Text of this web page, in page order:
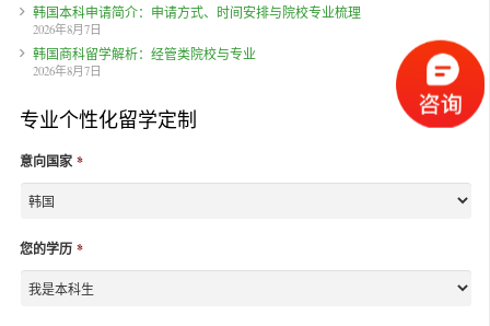
韩国本科申请简介：申请方式、时间安排与院校专业梳理
2026年8月7日
韩国商科留学解析：经管类院校与专业
2026年8月7日
专业个性化留学定制
意向国家 *
您的学历 *